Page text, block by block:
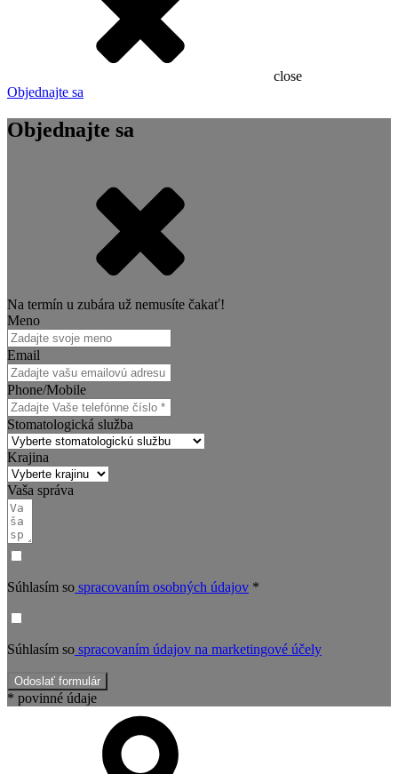
close
Objednajte sa
Objednajte sa
Na termín u zubára už nemusíte čakať!
Meno
Email
Phone/Mobile
Stomatologická služba
Krajina
Vaša správa
Súhlasím so spracovaním osobných údajov *
Súhlasím so spracovaním údajov na marketingové účely
Odoslať formulár
* povinné údaje